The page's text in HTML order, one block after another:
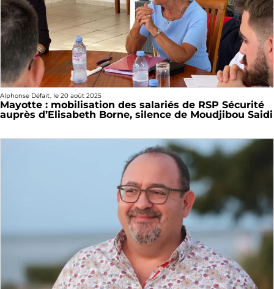
Alphonse Défait, le 20 août 2025
Mayotte : mobilisation des salariés de RSP Sécurité
auprès d’Elisabeth Borne, silence de Moudjibou Saidi